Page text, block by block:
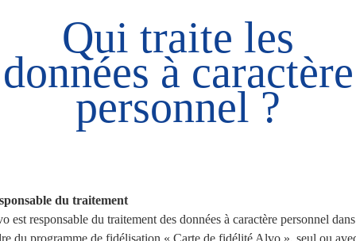
Qui traite les
données à caractère
personnel ?
du traitement
est responsable du traitement des données à caractère personnel
du programme de fidélisation « Carte de fidélité Alvo », seul ou